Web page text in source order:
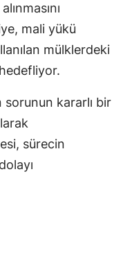
mali yükü
mülklerdeki
sorunun kararlı bir
sürecin